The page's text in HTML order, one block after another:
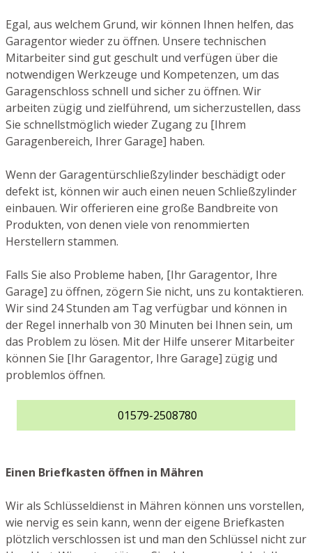
Egal, aus welchem Grund, wir können Ihnen helfen, das
Garagentor wieder zu öffnen. Unsere technischen
Mitarbeiter sind gut geschult und verfügen über die
notwendigen Werkzeuge und Kompetenzen, um das
Garagenschloss schnell und sicher zu öffnen. Wir
arbeiten zügig und zielführend, um sicherzustellen, dass
Sie schnellstmöglich wieder Zugang zu [Ihrem
Garagenbereich, Ihrer Garage] haben.
Wenn der Garagentürschließzylinder beschädigt oder
defekt ist, können wir auch einen neuen Schließzylinder
einbauen. Wir offerieren eine große Bandbreite von
Produkten, von denen viele von renommierten
Herstellern stammen.
Falls Sie also Probleme haben, [Ihr Garagentor, Ihre
Garage] zu öffnen, zögern Sie nicht, uns zu kontaktieren.
Wir sind 24 Stunden am Tag verfügbar und können in
der Regel innerhalb von 30 Minuten bei Ihnen sein, um
das Problem zu lösen. Mit der Hilfe unserer Mitarbeiter
können Sie [Ihr Garagentor, Ihre Garage] zügig und
problemlos öffnen.
01579-2508780
Einen Briefkasten öffnen in Mähren
Wir als Schlüsseldienst in Mähren können uns vorstellen,
wie nervig es sein kann, wenn der eigene Briefkasten
plötzlich verschlossen ist und man den Schlüssel nicht zur